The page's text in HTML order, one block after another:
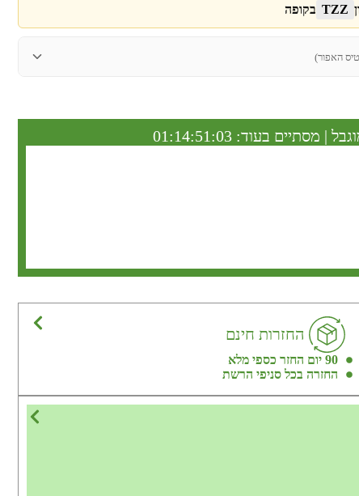
TZZ בקופה
האפור)
| מסתיים בעוד: 01:14:51:02
החזרות חינם
90 יום החזר כספי מלא
החזרה בכל סניפי הרשת